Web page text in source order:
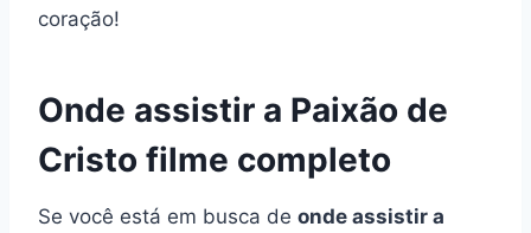
coração!
Onde assistir a Paixão de
Cristo filme completo
Se você está em busca de onde assistir a